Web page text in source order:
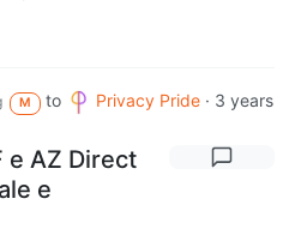
M to Privacy Pride · 3 years
e AZ Direct
e